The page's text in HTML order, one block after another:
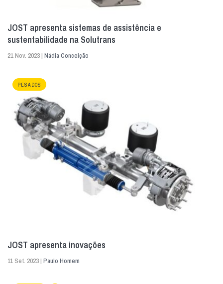
JOST apresenta sistemas de assistência e
sustentabilidade na Solutrans
21 Nov. 2023 | Nádia Conceição
PESADOS
JOST apresenta inovações
11 Set. 2023 | Paulo Homem